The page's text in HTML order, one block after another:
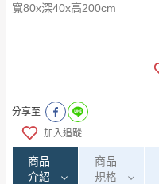
寬80x深40x高200cm
分享至
加入追蹤
商品
介紹
商品
規格